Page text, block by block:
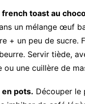
french toast au
un mélange œuf
+ un peu de sucre.
Servir tiède,
ou une cuillère de
pots. Découper le